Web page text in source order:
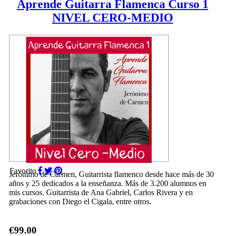
Aprende Guitarra Flamenca Curso 1
NIVEL CERO-MEDIO
Favorito
Jerónimo de Carmen, Guitarrista flamenco desde hace más de 30
años y 25 dedicados a la enseñanza. Más de 3.200 alumnos en
mis cursos. Guitarrista de Ana Gabriel, Carlos Rivera y en
grabaciones con Diego el Cigala, entre otros.
€99.00